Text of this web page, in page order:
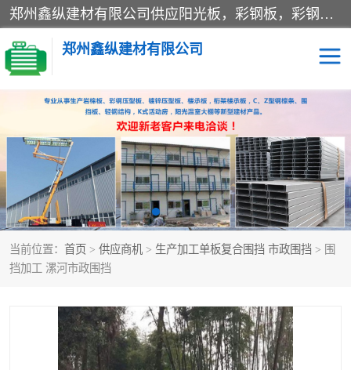
郑州鑫纵建材有限公司供应阳光板，彩钢板，彩钢钢构工程是一家集生产销售租赁安装于一体的企业，主要生产PC采光板，耐力板，仿古琉璃采光板，岩棉板、彩钢压型板、镀锌压型板、桁架楼承板，C、Z型钢檩条、围挡板、轻钢结构，阳光温室大棚等新型建材产品。公司旗下有多台移动式高空压瓦机租赁，承接全国各地业务，专业对外租赁各种型号压瓦机。
郑州鑫纵建材有限公司
当前位置： 首页 > 供应商机 > 生产加工单板复合围挡 市政围挡 > 围
挡加工 漯河市政围挡
高空瓦机租赁 ASA合成树脂仿古瓦
CZ型钢 FRP采光板
PC多层板 PC耐力板
建筑围挡 楼层板
岩棉板 钢结构配件
彩钢板